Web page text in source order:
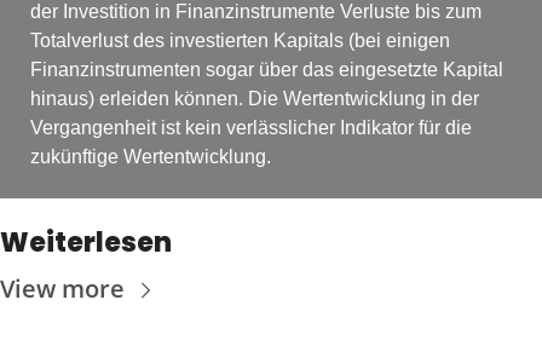
der Investition in Finanzinstrumente Verluste bis zum
Totalverlust des investierten Kapitals (bei einigen
Finanzinstrumenten sogar über das eingesetzte Kapital
hinaus) erleiden können. Die Wertentwicklung in der
Vergangenheit ist kein verlässlicher Indikator für die
zukünftige Wertentwicklung.
Weiterlesen
View more